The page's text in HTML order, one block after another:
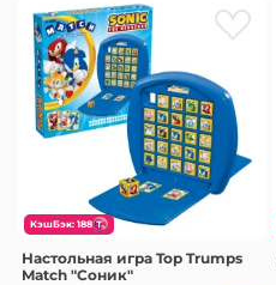
КэшБэк: 188
Настольная игра Top Trumps
Match "Соник"